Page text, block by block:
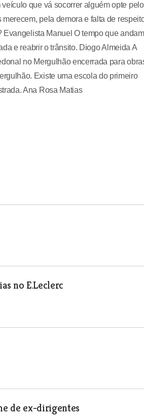
que vá socorrer alguém opte pelo
pela demora e falta de
Manuel O tempo que
e reabrir o trânsito. Diogo Almeida A
no Mergulhão encerrada para
Existe uma escola do primeiro
Ana Rosa Matias
no E.Leclerc
de ex-dirigentes